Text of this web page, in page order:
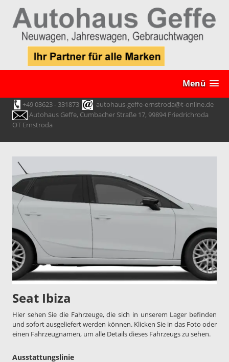
Menü
+49 03623 - 331873
autohaus-geffe-ernstroda@t-online.de
Autohaus Geffe, Cumbacher Straße 17, 99894 Friedrichroda
OT Ernstroda
Seat Ibiza
Hier sehen Sie die Fahrzeuge, die sich in unserem Lager befinden
und sofort ausgeliefert werden können. Klicken Sie in das Foto oder
einen Fahrzeugnamen, um alle Details dieses Fahrzeugs zu sehen.
Ausstattungslinie